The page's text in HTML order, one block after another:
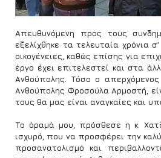
Απευθυνόμενη προς τους
εξελίχθηκε τα τελευταία χρόνια
οικογένειες, καθώς επίσης για
έργο έχει επιτελεστεί και στα
Ανθούπολης. Τόσο ο
Ανθούπολης Φροσούλα Αρμοστή,
τους θα μας είναι αναγκαίες και
Το όραμά μου, πρόσθεσε η κ.
ισχυρό, που να προσφέρει την
προσανατολισμό και